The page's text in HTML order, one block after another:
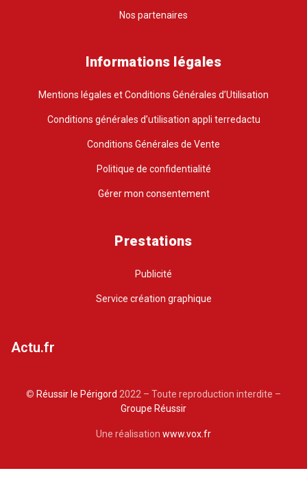
Nos partenaires
Informations légales
Mentions légales et Conditions Générales d’Utilisation
Conditions générales d’utilisation appli terredactu
Conditions Générales de Vente
Politique de confidentialité
Gérer mon consentement
Prestations
Publicité
Service création graphique
Actu.fr
© Réussir le Périgord 2022 – Toute reproduction interdite –
Groupe Réussir
Une réalisation www.vox.fr